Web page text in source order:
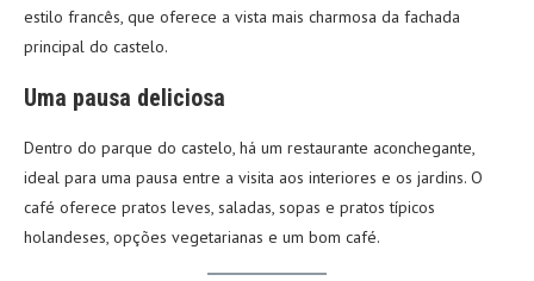
estilo francês, que oferece a vista mais charmosa da fachada
principal do castelo.
Uma pausa deliciosa
Dentro do parque do castelo, há um restaurante aconchegante,
ideal para uma pausa entre a visita aos interiores e os jardins. O
café oferece pratos leves, saladas, sopas e pratos típicos
holandeses, opções vegetarianas e um bom café.